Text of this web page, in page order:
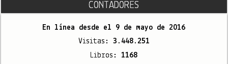
CONTADORES
En línea desde el 9 de mayo de 2016
Visitas: 3.448.251
Libros:1168